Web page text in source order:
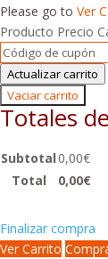
Please go to Ver
Producto Precio
Actualizar carrito
Vaciar carrito
Totales
Subtotal0,00€
Total
0,00€
Finalizar compra
Ver Carrito